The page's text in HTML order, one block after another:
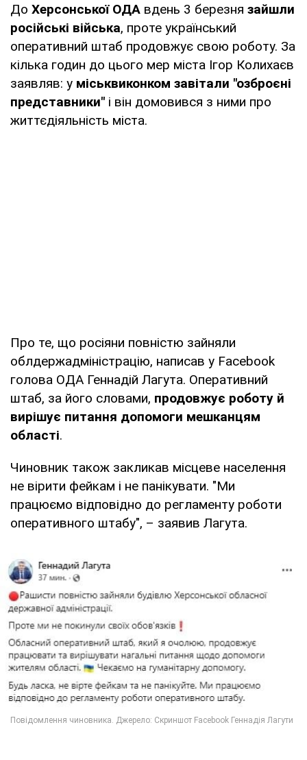
До Херсонської ОДА вдень 3 березня зайшли
російські війська, проте український
оперативний штаб продовжує свою роботу. За
кілька годин до цього мер міста Ігор Колихаєв
заявляв: у міськвиконком завітали "озброєні
представники" і він домовився з ними про
життєдіяльність міста.
Про те, що росіяни повністю зайняли
облдержадміністрацію, написав у Facebook
голова ОДА Геннадій Лагута. Оперативний
штаб, за його словами, продовжує роботу й
вирішує питання допомоги мешканцям
області.
Чиновник також закликав місцеве населення
не вірити фейкам і не панікувати. "Ми
працюємо відповідно до регламенту роботи
оперативного штабу", – заявив Лагута.